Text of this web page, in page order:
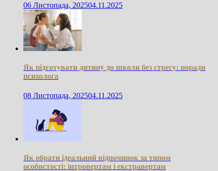
06 Листопада, 202504.11.2025
Як підготувати дитину до школи без стресу: поради
психолога
08 Листопада, 202504.11.2025
Як обрати ідеальний відпочинок за типом
особистості: інтровертам і екстравертам